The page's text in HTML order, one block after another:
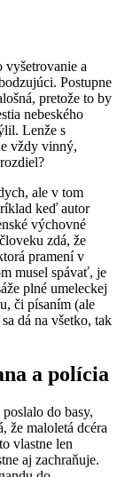
vyšetrovanie a
Postupne
pretože to by
nebeského
Lenže s
vždy vinný,
ale v tom
keď autor
výchovné
zdá, že
pramení v
musel spávať, je
plné umeleckej
či písaním (ale
dá na všetko, tak
a polícia
do basy,
že maloletá dcéra
vlastne len
aj zachraňuje.